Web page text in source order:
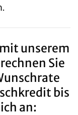
unserem
Sie
bis
an: